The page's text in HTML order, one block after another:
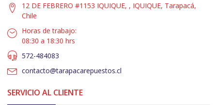
12 DE FEBRERO #1153 IQUIQUE, , IQUIQUE, Tarapacá,
Chile
Horas de trabajo:
08:30 a 18:30 hrs
572-484083
contacto@tarapacarepuestos.cl
SERVICIO AL CLIENTE